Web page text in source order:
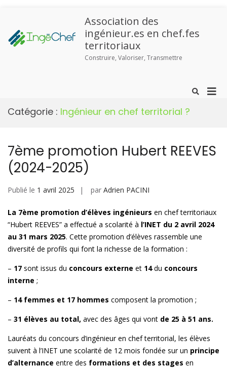
Association des
ingénieur.es en chef.fes
territoriaux
Construire, Valoriser, Transmettre
Catégorie : Ingénieur en chef territorial ?
7ème promotion Hubert REEVES
(2024-2025)
Publié le 1 avril 2025 par Adrien PACINI
La 7ème promotion d’élèves ingénieurs en chef territoriaux
“Hubert REEVES” a effectué a scolarité à l’INET du 2 avril 2024
au 31 mars 2025. Cette promotion d’élèves rassemble une
diversité de profils qui font la richesse de la formation :
– 17 sont issus du concours externe et 14du concours
interne ;
– 14 femmes et 17 hommes composent la promotion ;
– 31 élèves au total, avec des âges qui vont de 25 à 51 ans.
Lauréats du concours d’ingénieur en chef territorial, les élèves
suivent à l’INET une scolarité de 12 mois fondée sur un principe
d’alternance entre des formations et des stages en